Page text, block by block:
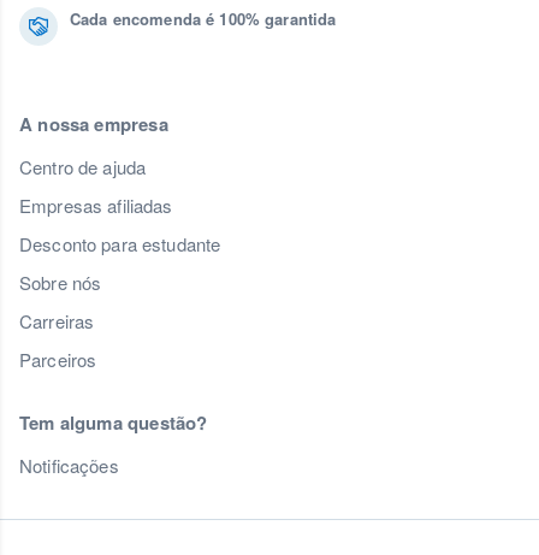
Cada encomenda é 100% garantida
A nossa empresa
Centro de ajuda
Empresas afiliadas
Desconto para estudante
Sobre nós
Carreiras
Parceiros
Tem alguma questão?
Notificações